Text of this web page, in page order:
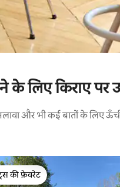
के लिए किराए पर
और भी कई बातों के लिए ऊँची
की फ़ेवरेट
की फ़ेवरेट